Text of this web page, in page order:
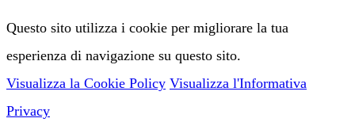
Questo sito utilizza i cookie per migliorare la tua
esperienza di navigazione su questo sito.
Visualizza la Cookie Policy Visualizza l'Informativa
Privacy